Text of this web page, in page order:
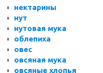
нектарины
нут
нутовая мука
облепиха
овес
овсяная мука
овсяные хлопья